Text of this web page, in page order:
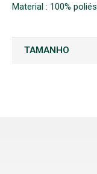
Material : 100%
TAMANHO